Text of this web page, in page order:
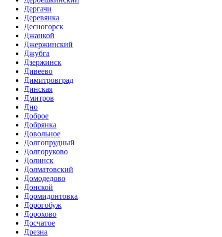
Дергачи
Деревянка
Десногорск
Джанкой
Джержинский
Джубга
Дзержинск
Дивеево
Димитровград
Динская
Дмитров
Дно
Доброе
Добрянка
Довольное
Долгопрудный
Долгоруково
Долинск
Долматовский
Домодедово
Донской
Дормидонтовка
Дорогобуж
Дорохово
Досчатое
Дрезна